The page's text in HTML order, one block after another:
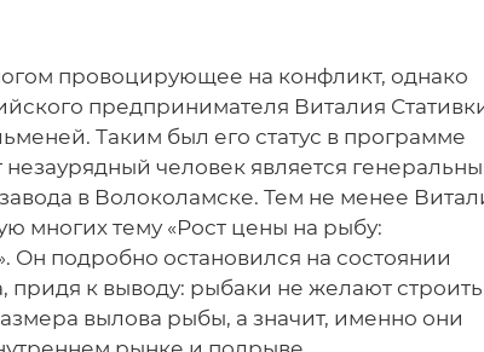
провоцирующее на конфликт, однако
предпринимателя Виталия
Таким был его статус в программе
человек является
в Волоколамске. Тем не менее
многих тему «Рост цены на рыбу:
подробно остановился на состоянии
к выводу: рыбаки не желают строить
вылова рыбы, а значит, именно они